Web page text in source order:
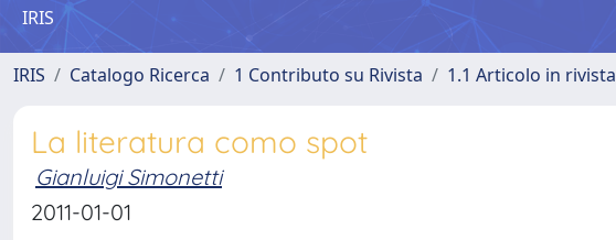
IRIS
IRIS Catalogo Ricerca 1 Contributo su Rivista 1.1 Articolo in rivista
La literatura como spot
Gianluigi Simonetti
2011-01-01